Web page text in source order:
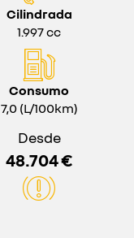
Cilindrada
1.997 cc
Consumo
7,0 (L/100km)
Desde
48.704 €